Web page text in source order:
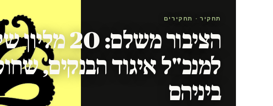
תחקיר · תחקירים
הציבור
למנכ"ל איגוד הבנקים,
ביניהם